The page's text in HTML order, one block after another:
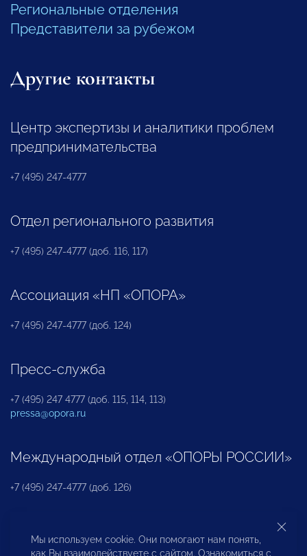
Региональные отделения
Представители за рубежом
Другие контакты
Центр экспертизы и аналитики проблем
предпринимательства
+7 (495) 247-4777
Отдел регионального развития
+7 (495) 247-4777 (доб. 116, 117)
Ассоциация «НП «ОПОРА»
+7 (495) 247-4777 (доб. 124)
Пресс-служба
+7 (495) 247 4777 (доб. 115, 114, 113)
pressa@opora.ru
Международный отдел «ОПОРЫ РОССИИ»
+7 (495) 247-4777 (доб. 126)
Бюро по защите прав предпринимателей и
инвесторов
Мы используем cookie. Они помогают нам понять,
как Вы взаимодействуете с сайтом. Ознакомиться с